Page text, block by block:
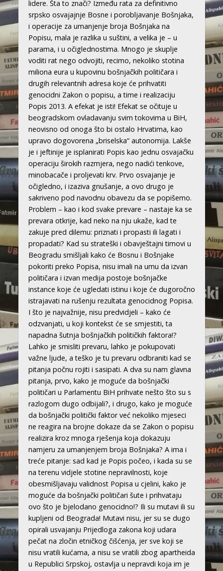
lidere. Šta to znači? Između rata za definitivno
srpsko osvajajnje Bosne i porobljavanje Bošnjaka,
i operacije za umanjenje broja Bošnjaka na
Popisu, mala je razlika u suštini, a velika je – u
parama, i u očiglednostima. Mnogo je skuplje
voditi rat nego odvojiti, recimo, nekoliko stotina
miliona eura u kupovinu bošnjačkih političara i
drugih relevantnih adresa koje će prihvatiti
genocidni Zakon o popisu, a time i realizaciju
Popis 2013. A efekat je isti! Efekat se očituje u
beogradskom ovladavanju svim tokovima u BiH,
neovisno od onoga što bi ostalo Hrvatima, kao
upravo dogovorena „briselska“ autonomija. Lakše
je i jeftinije je isplanirati Popis kao jednu osvajačku
operaciju širokih razmjera, nego nadići tenkove,
minobacače i proljevati krv. Prvo osvajanje je
očigledno, i izaziva gnušanje, a ovo drugo je
sakriveno pod navodnu obavezu da se popišemo.
Problem – kao i kod svake prevare – nastaje ka se
prevara otkrije, kad neko na nju ukaže, kad te
zakuje pred dilemu: priznati i propasti ili lagati i
propadati? Kad su strateški i obavještajni timovi u
Beogradu smišljali kako će Bosnu i Bošnjake
pokoriti preko Popisa, nisu imali na umu da izvan
političara i izvan medija postoje bošnjačke
instance koje će ugledati istinu i koje će dugoročno
istrajavati na rušenju rezultata genocidnog Popisa.
I što je najvažnije, nisu predvidjeli – kako će
odzvanjati, u koji kontekst će se smjestiti, ta
napadna šutnja bošnjačkih političkih faktora!?
Lahko je smisliti prevaru, lahko je pokupovati
važne ljude, a teško je tu prevaru odbraniti kad se
pitanja počnu rojiti i sasipati. A dva su nam glavna
pitanja, prvo, kako je moguće da bošnjački
političari u Parlamentu BiH prihvate nešto što su s
razlogom dugo odbijali?, i drugo, kako je moguće
da bošnjački politički faktor već nekoliko mjeseci
ne reagira na brojne dokaze da se Zakon o popisu
realizira kroz mnoga rješenja koja dokazuju
namjeru za umanjenjem broja Bošnjaka? A ima i
treće pitanje: sad kad je Popis počeo, i kada su se
na terenu vidjele stotine nepravilnosti, koje
obesmišljavaju validnost Popisa u cjelini, kako je
moguće da bošnjački političari šute i prihvataju
ovo što je bjelodano genocidno!? Ili su mutavi ili su
kupljeni od Beograda! Mutavi nisu, jer su se dugo
opirali usvajanju Prijedloga zakona koji udara
pečat na zločin etničkog čišćenja, jer sve koji se
nisu vratili kućama, a nisu se vratili zbog apartheida
u Republici Srpskoj, ostavlja u nepravdi koja im je